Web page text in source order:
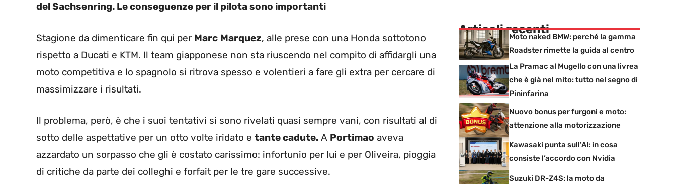
del Sachsenring. Le conseguenze per il pilota sono importanti
Stagione da dimenticare fin qui per Marc Marquez, alle prese con una Honda sottotono
rispetto a Ducati e KTM. Il team giapponese non sta riuscendo nel compito di affidargli una
moto competitiva e lo spagnolo si ritrova spesso e volentieri a fare gli extra per cercare di
massimizzare i risultati.
Il problema, però, è che i suoi tentativi si sono rivelati quasi sempre vani, con risultati al di
sotto delle aspettative per un otto volte iridato e tante cadute. A Portimao aveva
azzardato un sorpasso che gli è costato carissimo: infortunio per lui e per Oliveira, pioggia
di critiche da parte dei colleghi e forfait per le tre gare successive.
Articoli recenti
Moto naked BMW: perché la gamma
Roadster rimette la guida al centro
La Pramac al Mugello con una livrea
che è già nel mito: tutto nel segno di
Pininfarina
Nuovo bonus per furgoni e moto:
attenzione alla motorizzazione
Kawasaki punta sull’AI: in cosa
consiste l’accordo con Nvidia
Suzuki DR-Z4S: la moto da